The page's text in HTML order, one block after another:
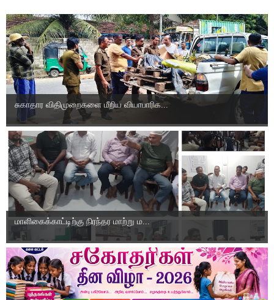
சுகாதார விதிமுறைகளை மீறிய வியாபாரிக...
மாளிகைக்காட்டிற்கு நிரந்தர மாற்று ம...